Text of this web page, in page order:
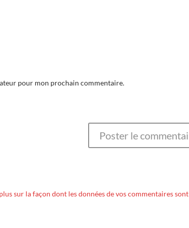
pour mon prochain commentaire.
sur la façon dont les données de vos commentaires sont